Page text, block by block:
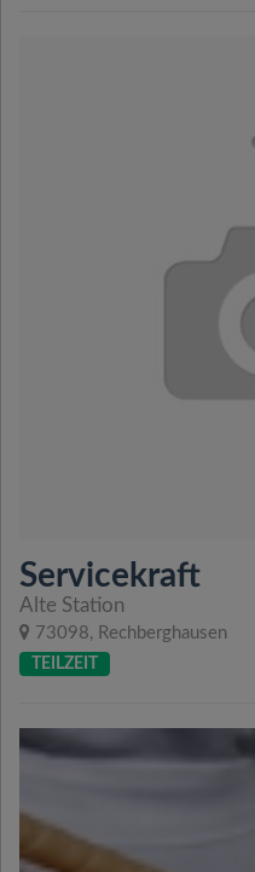
Servicekraft
Alte Station
73098, Rechberghausen
TEILZEIT